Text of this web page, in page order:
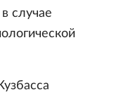
случае